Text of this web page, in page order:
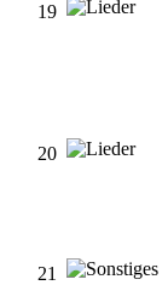
19
20
21